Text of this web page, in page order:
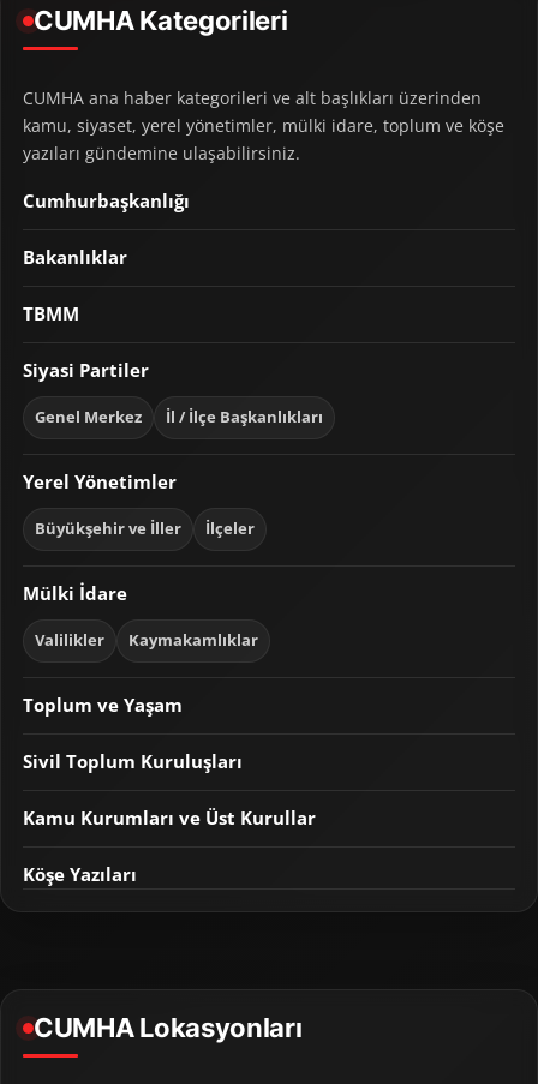
CUMHA Kategorileri
CUMHA ana haber kategorileri ve alt başlıkları üzerinden
kamu, siyaset, yerel yönetimler, mülki idare, toplum ve köşe
yazıları gündemine ulaşabilirsiniz.
Cumhurbaşkanlığı
Bakanlıklar
TBMM
Siyasi Partiler
Genel Merkez İl / İlçe Başkanlıkları
Yerel Yönetimler
Büyükşehir ve İller İlçeler
Mülki İdare
Valilikler Kaymakamlıklar
Toplum ve Yaşam
Sivil Toplum Kuruluşları
Kamu Kurumları ve Üst Kurullar
Köşe Yazıları
CUMHA Lokasyonları